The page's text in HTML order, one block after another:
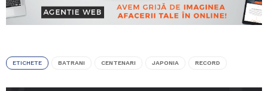
ETICHETE BATRANI CENTENARI JAPONIA RECORD